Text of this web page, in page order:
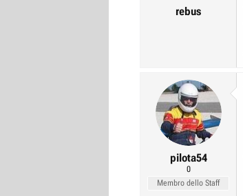
rebus
pilota54
0
Membro dello Staff